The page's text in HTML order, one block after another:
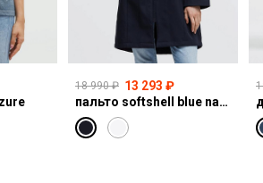
18 990 ₽ 13 293 ₽
пальто softshell blue navy